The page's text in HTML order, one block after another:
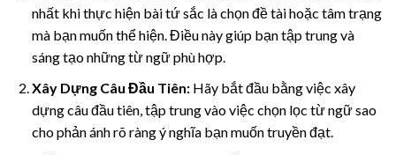
nhất khi thực hiện bài tứ sắc là chọn đề tài hoặc tâm trạng
mà bạn muốn thể hiện. Điều này giúp bạn tập trung và
sáng tạo những từ ngữ phù hợp.
Xây Dựng Câu Đầu Tiên:Hãy bắt đầu bằng việc xây
dựng câu đầu tiên, tập trung vào việc chọn lọc từ ngữ sao
cho phản ánh rõ ràng ý nghĩa bạn muốn truyền đạt.